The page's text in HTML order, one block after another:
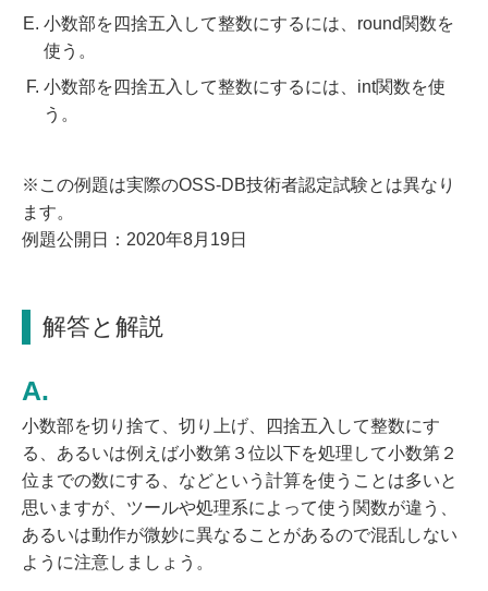
小数部を四捨五入して整数にするには、round関数を
使う。
小数部を四捨五入して整数にするには、int関数を使
う。
※この例題は実際のOSS-DB技術者認定試験とは異なり
ます。
例題公開日：2020年8月19日
解答と解説
小数部を切り捨て、切り上げ、四捨五入して整数にす
る、あるいは例えば小数第３位以下を処理して小数第２
位までの数にする、などという計算を使うことは多いと
思いますが、ツールや処理系によって使う関数が違う、
あるいは動作が微妙に異なることがあるので混乱しない
ように注意しましょう。